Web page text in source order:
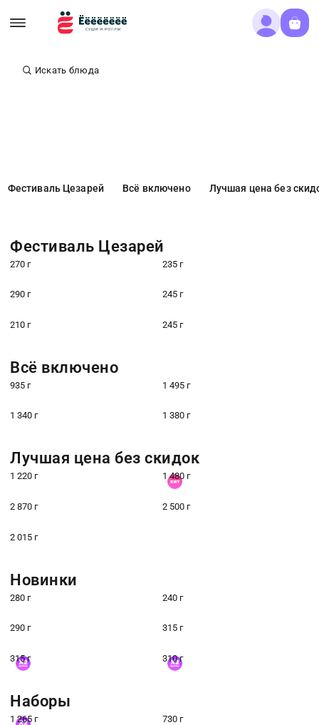
Искать блюда
Фестиваль Цезарей Всё включено Лучшая цена без
Фестиваль Цезарей
270 г 235 г
290 г 245 г
210 г 245 г
Всё включено
935 г 1 495 г
1 340 г 1 380 г
Лучшая цена без скидок
1 220 г 1 480 г
2 870 г 2 500 г
2 015 г
Новинки
280 г 240 г
290 г 315 г
315 г 310 г
Наборы
1 265 г 730 г